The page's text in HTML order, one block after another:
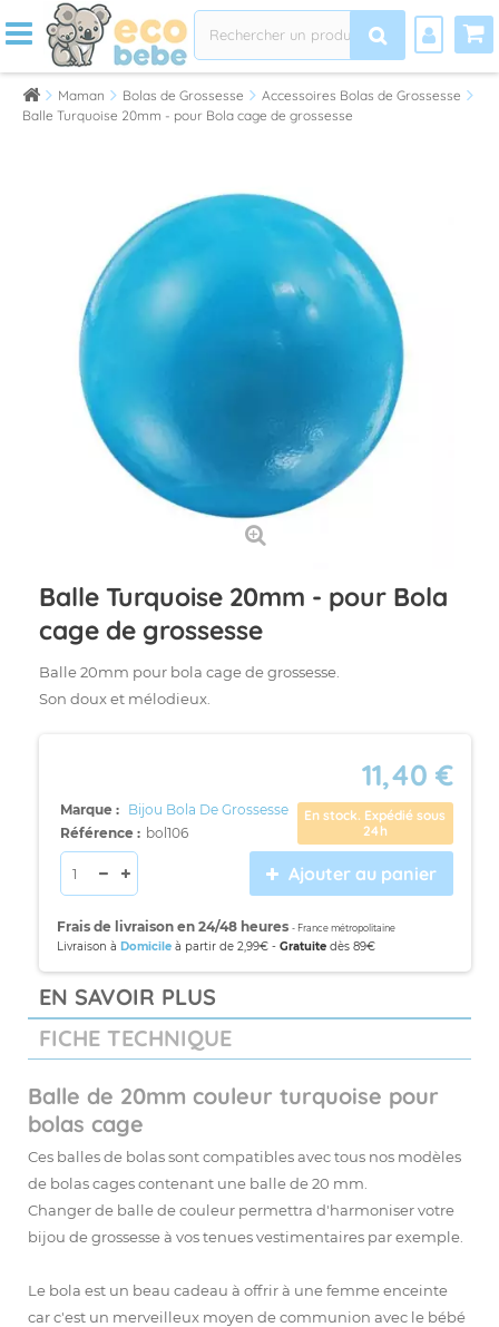
Maman Bolas de Grossesse
Accessoires Bolas de Grossesse
Balle Turquoise 20mm - pour Bola cage de grossesse
Balle Turquoise 20mm - pour Bola
cage de grossesse
Balle 20mm pour bola cage de grossesse.
Son doux et mélodieux.
11,40 €
Marque : Bijou Bola De Grossesse
Référence : bol106
En stock. Expédié sous
24h
Ajouter au panier
Frais de livraison en 24/48 heures - France métropolitaine
Livraison à Domicileà partir de 2,99€ - Gratuitedès 89€
EN SAVOIR PLUS
FICHE TECHNIQUE
Balle de 20mm couleur turquoise pour
bolas cage
Ces balles de bolas sont compatibles avec tous nos modèles
de bolas cages contenant une balle de 20 mm.
Changer de balle de couleur permettra d'harmoniser votre
bijou de grossesse à vos tenues vestimentaires par exemple.
Le bola est un beau cadeau à offrir à une femme enceinte
car c'est un merveilleux moyen de communion avec le bébé